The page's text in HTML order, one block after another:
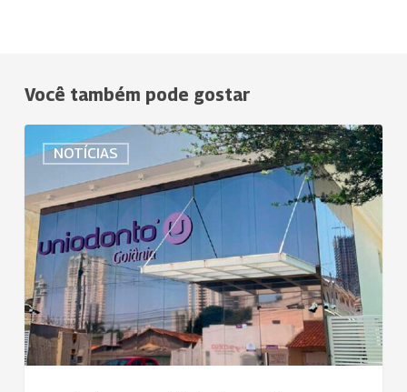
Você também pode gostar
NOTÍCIAS
Uniodonto
Goiânia
incentiva
cooperados
a
fazerem
exames
preventivos